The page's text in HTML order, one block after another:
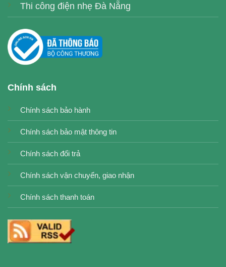
Thi công điện nhẹ Đà Nẵng
Chính sách
Chính sách bảo hành
Chính sách bảo mật thông tin
Chính sách đổi trả
Chính sách vận chuyển, giao nhận
Chính sách thanh toán